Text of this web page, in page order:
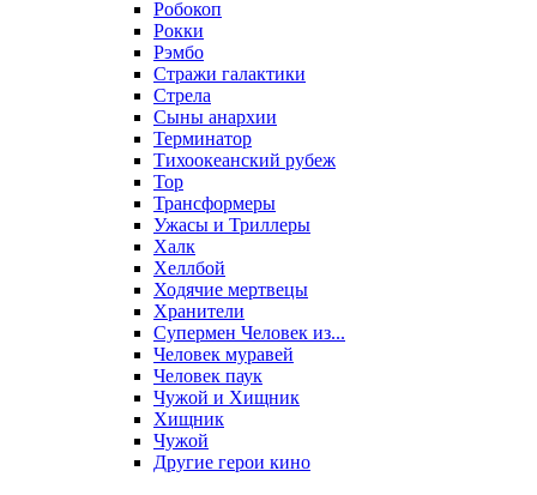
Робокоп
Рокки
Рэмбо
Стражи галактики
Стрела
Сыны анархии
Терминатор
Тихоокеанский рубеж
Тор
Трансформеры
Ужасы и Триллеры
Халк
Хеллбой
Ходячие мертвецы
Хранители
Супермен Человек из...
Человек муравей
Человек паук
Чужой и Хищник
Хищник
Чужой
Другие герои кино